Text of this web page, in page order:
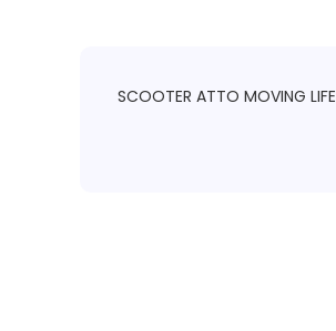
SCOOTER ATTO MOVING LIFE